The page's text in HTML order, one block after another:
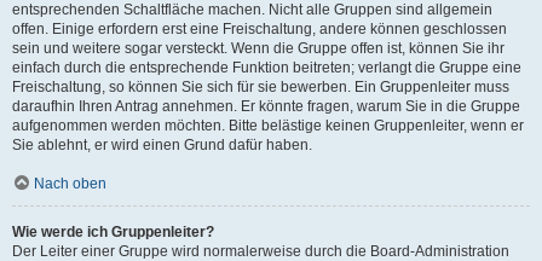
entsprechenden Schaltfläche machen. Nicht alle Gruppen sind allgemein
offen. Einige erfordern erst eine Freischaltung, andere können geschlossen
sein und weitere sogar versteckt. Wenn die Gruppe offen ist, können Sie ihr
einfach durch die entsprechende Funktion beitreten; verlangt die Gruppe eine
Freischaltung, so können Sie sich für sie bewerben. Ein Gruppenleiter muss
daraufhin Ihren Antrag annehmen. Er könnte fragen, warum Sie in die Gruppe
aufgenommen werden möchten. Bitte belästige keinen Gruppenleiter, wenn er
Sie ablehnt, er wird einen Grund dafür haben.
Nach oben
Wie werde ich Gruppenleiter?
Der Leiter einer Gruppe wird normalerweise durch die Board-Administration